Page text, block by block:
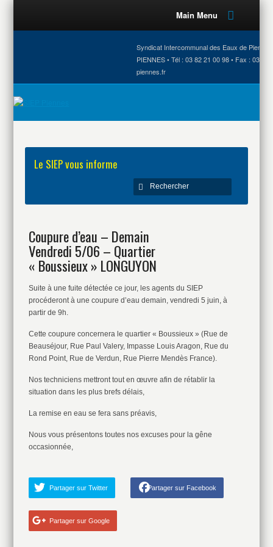
Main Menu
Syndicat Intercommunal des Eaux de
PIENNES • Tél : 03 82 21 00 98 • Fax : 03
piennes.fr
Le SIEP vous informe
Coupure d’eau – Demain
Vendredi 5/06 – Quartier
« Boussieux » LONGUYON
Suite à une fuite détectée ce jour, les agents du SIEP
procéderont à une coupure d’eau demain, vendredi 5 juin, à
partir de 9h.
Cette coupure concernera le quartier « Boussieux » (Rue de
Beauséjour, Rue Paul Valery, Impasse Louis Aragon, Rue du
Rond Point, Rue de Verdun, Rue Pierre Mendès France).
Nos techniciens mettront tout en œuvre afin de rétablir la
situation dans les plus brefs délais,
La remise en eau se fera sans préavis,
Nous vous présentons toutes nos excuses pour la gêne
occasionnée,
Partager sur Twitter Partager sur Facebook
Partager sur Google